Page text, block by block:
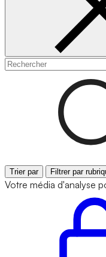
Trier par Filtrer par
Votre média d'analyse